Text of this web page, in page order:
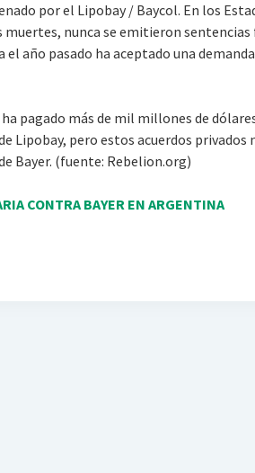
por el Lipobay / Baycol. En los
muertes, nunca se emitieron sentencias
el año pasado ha aceptado una
pagado más de mil millones de
Lipobay, pero estos acuerdos privados
Bayer. (fuente: Rebelion.org)
CONTRA BAYER EN ARGENTINA